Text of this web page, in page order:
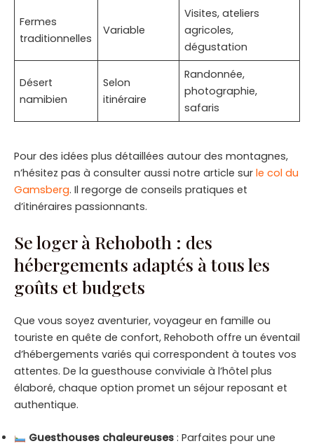
Fermes
traditionnelles
Variable
Visites, ateliers
agricoles,
dégustation
Désert
namibien
Selon
itinéraire
Randonnée,
photographie,
safaris
Pour des idées plus détaillées autour des montagnes,
n’hésitez pas à consulter aussi notre article sur le col du
Gamsberg. Il regorge de conseils pratiques et
d’itinéraires passionnants.
Se loger à Rehoboth : des
hébergements adaptés à tous les
goûts et budgets
Que vous soyez aventurier, voyageur en famille ou
touriste en quête de confort, Rehoboth offre un éventail
d’hébergements variés qui correspondent à toutes vos
attentes. De la guesthouse conviviale à l’hôtel plus
élaboré, chaque option promet un séjour reposant et
authentique.
Guesthouses chaleureuses: Parfaites pour une